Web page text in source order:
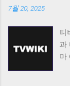
7월 20, 2025
티
과
마